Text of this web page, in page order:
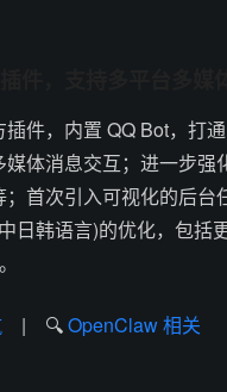
件，内置 QQ Bot，打
体消息交互；进一步
首次引入可视化的后
日韩语言)的优化，包括
| 🔍OpenClaw 相关